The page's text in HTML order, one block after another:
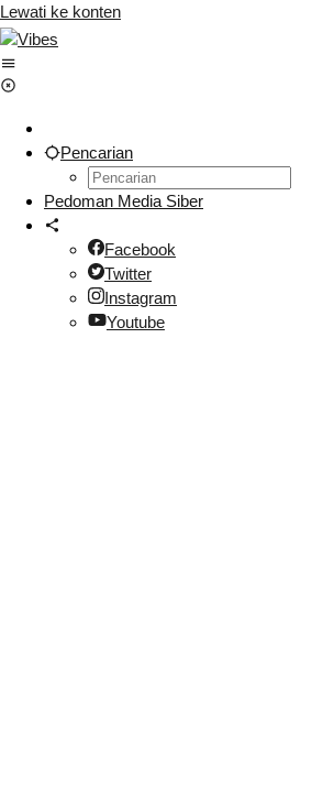
Lewati ke konten
Pencarian
Pedoman Media Siber
Facebook
Twitter
Instagram
Youtube